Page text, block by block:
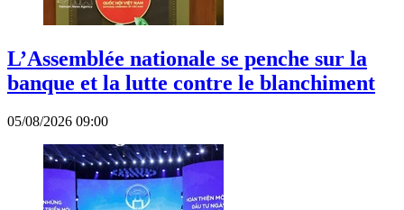
L’Assemblée nationale se penche sur la
banque et la lutte contre le blanchiment
05/08/2026 09:00